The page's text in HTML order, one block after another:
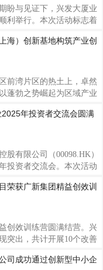
总部大楼作为广州市推动
合的战略性工程，被定位
套、专业录音棚、音乐体
与创作场景的无缝
盼与见证下，兴发大厦业
利举行。本次活动标志着
与试业活动也正式拉开序
园”与“繁荣商业”相辅相
建家园首届业委会选举正
门的指导与支持下，经过
立业主委员会的各项工作
序、规范的社区管理，从
法权益。二、
海）创新基地构筑产业创
前湾片区的热土上，卓然
蓬勃之势崛起为区域产业
前湾片区打造成长三角总
合示范标杆和绿色开放活
海市重点建设项目，卓然
总建筑面积约10.2万平方
包括三栋办公楼、一栋公
能。项目建成后，将聚焦
的工艺及专用设备创
年投资者交流会圆满
股有限公司（00098.HK）
投资者交流会。本次活动
深度座谈”的形式，全面
对接平台。兴发铝业执行
行董事郑建华等公司代表
理范凡出席活动，与投资
发展战略及行业趋势展开
实地参观环节为切入点，
荣获广新集团精益创效训
创效训练营圆满结营。兴
突出，共计开展10个改善
荣获集团优秀改善周二等
司成功通过创新型中小企